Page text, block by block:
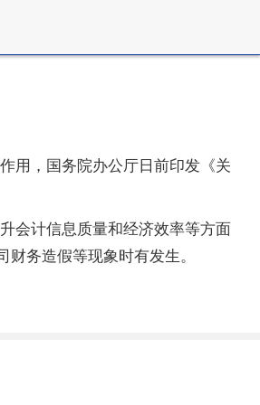
用，国务院办公厅日前印发《关
会计信息质量和经济效率等方面
务造假等现象时有发生。